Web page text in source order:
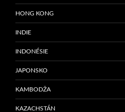
HONG KONG
INDIE
INDONÉSIE
JAPONSKO
KAMBODŽA
KAZACHSTÁN